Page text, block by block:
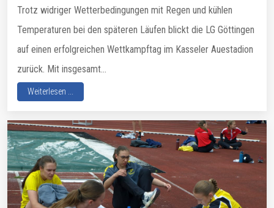
Trotz widriger Wetterbedingungen mit Regen und kühlen
Temperaturen bei den späteren Läufen blickt die LG Göttingen
auf einen erfolgreichen Wettkampftag im Kasseler Auestadion
zurück. Mit insgesamt...
Weiterlesen ...